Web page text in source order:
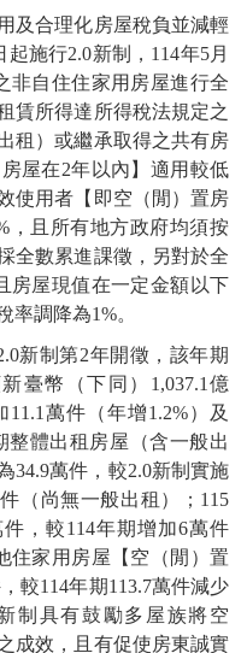
及合理化房屋稅負並減輕
施行2.0新制，114年5月
非自住住家用房屋進行全
賃所得達所得稅法規定之
租）或繼承取得之共有房
屋在2年以內】適用較低
使用者【即空（閒）置房
，且所有地方政府均須按
全數累進課徵，另對於全
房屋現值在一定金額以下
調降為1%。
新制第2年開徵，該年期
臺幣（下同）1,037.1億
萬件（年增1.2%）及
整體出租房屋（含一般出
34.9萬件，較2.0新制實施
（尚無一般出租）；115
，較114年期增加6萬件
住家用房屋【空（閒）置
較114年期113.7萬件減少
制具有鼓勵多屋族將空
成效，且有促使房東誠實